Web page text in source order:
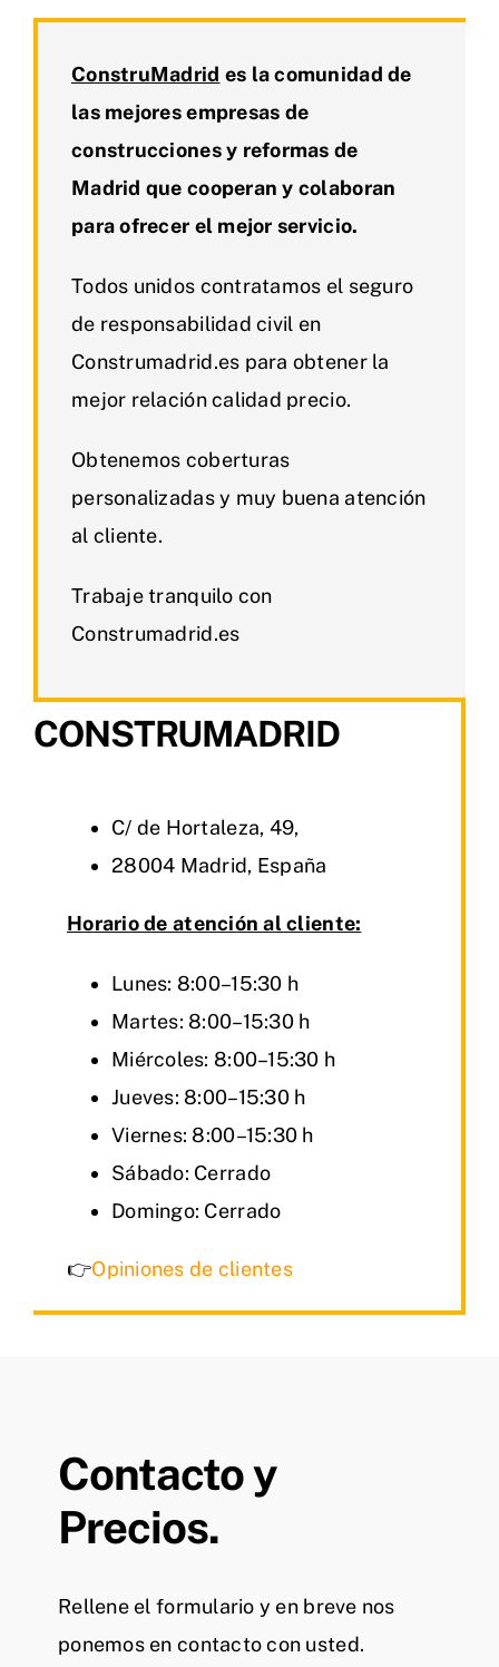
ConstruMadrid es la comunidad de
las mejores empresas de
construcciones y reformas de
Madrid que cooperan y colaboran
para ofrecer el mejor servicio.
Todos unidos contratamos el seguro
de responsabilidad civil en
Construmadrid.es para obtener la
mejor relación calidad precio.
Obtenemos coberturas
personalizadas y muy buena atención
al cliente.
Trabaje tranquilo con
Construmadrid.es
CONSTRUMADRID
C/ de Hortaleza, 49,
28004 Madrid, España
Horario de atención al cliente:
Lunes: 8:00–15:30 h
Martes: 8:00–15:30 h
Miércoles: 8:00–15:30 h
Jueves: 8:00–15:30 h
Viernes: 8:00–15:30 h
Sábado: Cerrado
Domingo: Cerrado
👉Opiniones de clientes
Contacto y
Precios.
Rellene el formulario y en breve nos
ponemos en contacto con usted.